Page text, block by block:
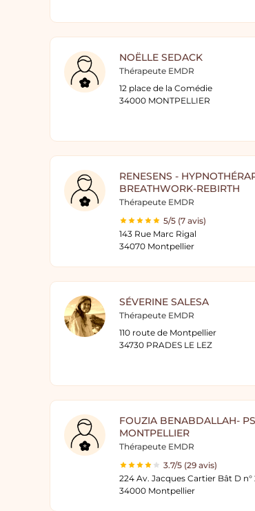
NOËLLE SEDACK
Thérapeute EMDR
12 place de la Comédie
34000 MONTPELLIER
RENESENS -
BREATHWORK-REBIRTH
Thérapeute EMDR
5/5 (7 avis)
143 Rue Marc Rigal
34070 Montpellier
SÉVERINE SALESA
Thérapeute EMDR
110 route de Montpellier
34730 PRADES LE LEZ
FOUZIA BENABDALLAH-
MONTPELLIER
Thérapeute EMDR
3.7/5 (29 avis)
224 Av. Jacques Cartier Bât D n°
34000 Montpellier